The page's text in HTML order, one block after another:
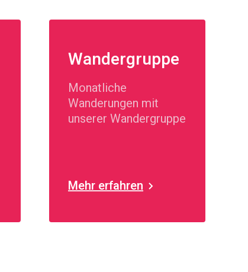
Wandergruppe
Monatliche
Wanderungen mit
unserer Wandergruppe
Mehr erfahren